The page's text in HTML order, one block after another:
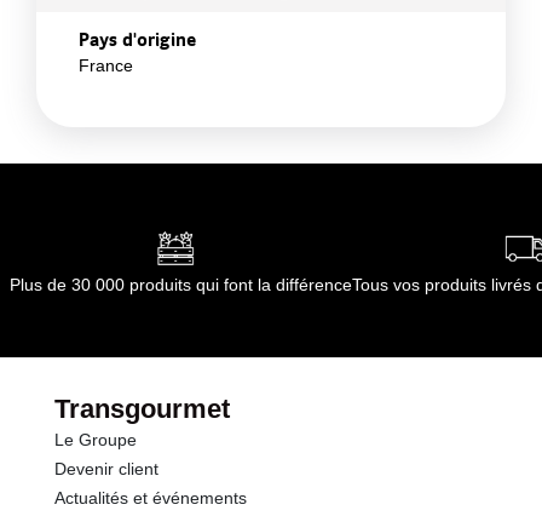
Pays d'origine
France
Plus de 30 000 produits qui font la différenceTous vos produits livrés
Transgourmet
Le Groupe
Devenir client
Actualités et événements